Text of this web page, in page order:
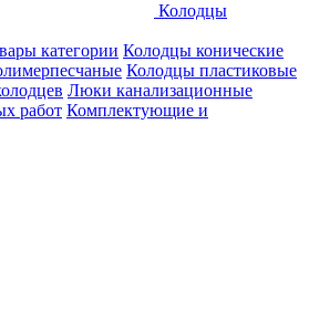
Колодцы
категории Колодцы конические
Колодцы пластиковые
Люки канализационные
работ Комплектующие и